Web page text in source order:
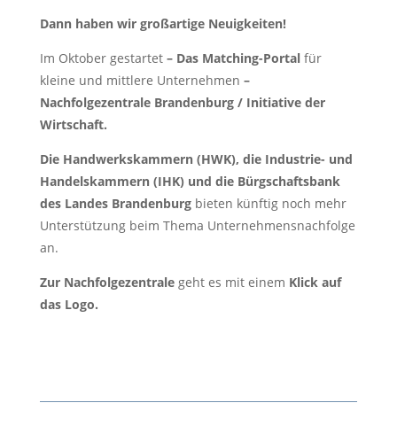
Dann haben wir großartige Neuigkeiten!
Im Oktober gestartet – Das Matching-Portal für
kleine und mittlere Unternehmen –
Nachfolgezentrale Brandenburg / Initiative der
Wirtschaft.
Die Handwerkskammern (HWK), die Industrie- und
Handelskammern (IHK) und die Bürgschaftsbank
des Landes Brandenburg bieten künftig noch mehr
Unterstützung beim Thema Unternehmensnachfolge
an.
Zur Nachfolgezentrale geht es mit einem Klick auf
das Logo.